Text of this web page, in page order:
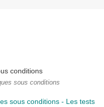
sous conditions
sous conditions - Les tests